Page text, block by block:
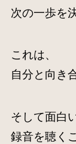
次の一歩を
これは、
自分と向き
そして面白
録音を聴く